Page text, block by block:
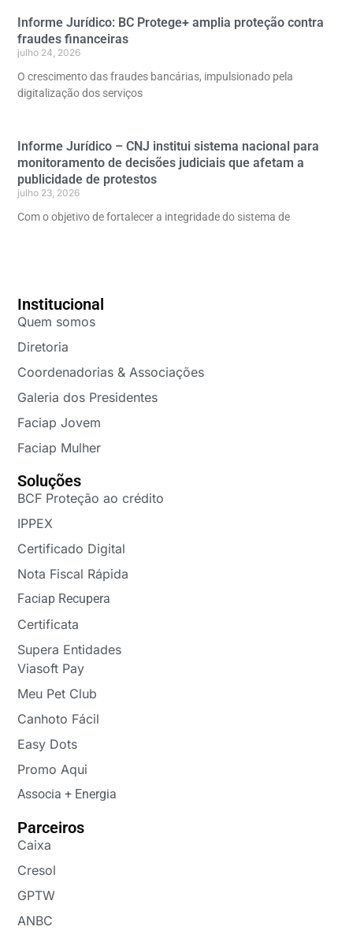
Informe Jurídico: BC Protege+ amplia proteção contra
fraudes financeiras
julho 24, 2026
O crescimento das fraudes bancárias, impulsionado pela
digitalização dos serviços
Informe Jurídico – CNJ institui sistema nacional para
monitoramento de decisões judiciais que afetam a
publicidade de protestos
julho 23, 2026
Com o objetivo de fortalecer a integridade do sistema de
Institucional
Quem somos
Diretoria
Coordenadorias & Associações
Galeria dos Presidentes
Faciap Jovem
Faciap Mulher
Soluções
BCF Proteção ao crédito
IPPEX
Certificado Digital
Nota Fiscal Rápida
Faciap Recupera
Certificata
Supera Entidades
Viasoft Pay
Meu Pet Club
Canhoto Fácil
Easy Dots
Promo Aqui
Associa + Energia
Parceiros
Caixa
Cresol
GPTW
ANBC